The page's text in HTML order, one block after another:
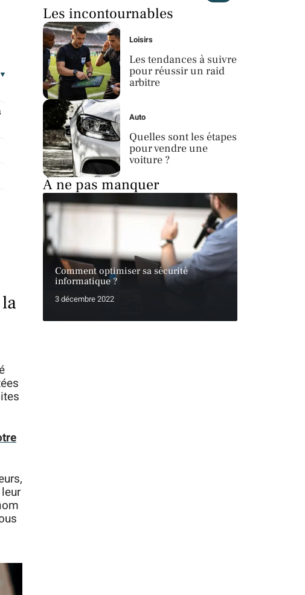
Les incontournables
Loisirs
Les tendances à suivre
pour réussir un raid
arbitre
Auto
Quelles sont les étapes
pour vendre une
voiture ?
À ne pas manquer
Comment optimiser sa sécurité
informatique ?
3 décembre 2022